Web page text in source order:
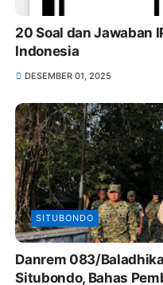
20 Soal dan Jawaban
Indonesia
DESEMBER 01, 2025
SITUBONDO
Danrem 083/
Situbondo, Bahas